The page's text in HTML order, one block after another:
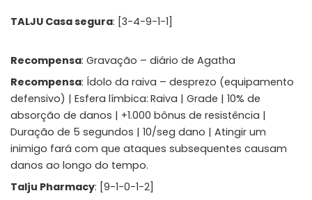
TALJU Casa segura: [3-4-9-1-1]
Recompensa: Gravação – diário de Agatha
Recompensa: Ídolo da raiva – desprezo (equipamento
defensivo) | Esfera límbica: Raiva | Grade | 10% de
absorção de danos | +1.000 bônus de resistência |
Duração de 5 segundos | 10/seg dano | Atingir um
inimigo fará com que ataques subsequentes causam
danos ao longo do tempo.
Talju Pharmacy: [9-1-0-1-2]